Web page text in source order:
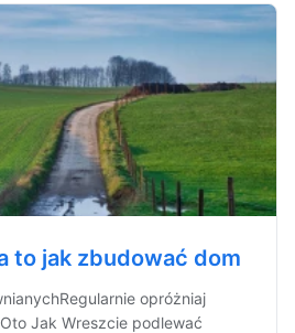
to jak zbudować dom
opróżniaj
Jak Wreszcie podlewać